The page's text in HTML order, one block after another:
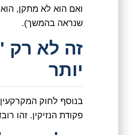
ואם הוא לא מתקן,
שנראה בהמשך).
זה לא רק
יותר
בנוסף לחוק
פקודת הנזיקין. זהו